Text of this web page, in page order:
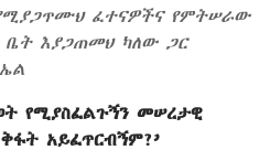
ፈተናዎችና የምትሠራው
እያጋጠመህ ካለው ጋር
የሚያስፈልጉኝን መሠረታዊ
አይፈጥርብኝም?’